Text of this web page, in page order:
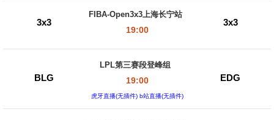
3x3
FIBA-Open3x3上海长宁站
19:00
3x3
BLG
LPL第三赛段登峰组
19:00
虎牙直播(无插件) b站直播(无插件)
EDG